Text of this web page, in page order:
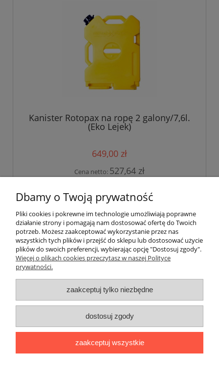
Kanister Rotopax na ropę 2 galony/7,6l.
(Eko Lejek)
649,00 zł
Cena netto: 527,64 zł
« 1 2 »
Pomoc
Moje konto
Płatności i dostawa
Informacje
Dbamy o Twoją prywatność
Pliki cookies i pokrewne im technologie umożliwiają poprawne
działanie strony i pomagają nam dostosować ofertę do Twoich
potrzeb. Możesz zaakceptować wykorzystanie przez nas
wszystkich tych plików i przejść do sklepu lub dostosować użycie
plików do swoich preferencji, wybierając opcję "Dostosuj zgody".
Więcej o plikach cookies przeczytasz w naszej Polityce
prywatności.
zaakceptuj tylko niezbędne
dostosuj zgody
zaakceptuj wszystkie